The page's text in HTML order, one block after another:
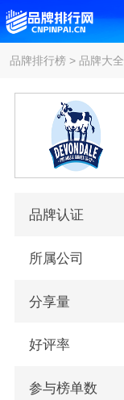
品牌排行榜> 品牌大全
品牌认证
所属公司
分享量
好评率
参与榜单数